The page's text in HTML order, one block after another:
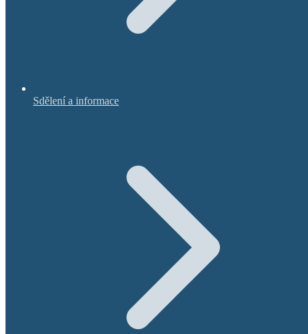
Sdělení a informace